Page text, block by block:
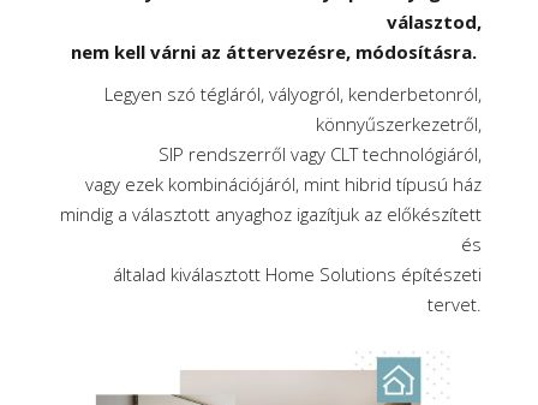
választod,
nem kell várni az áttervezésre, módosításra.
Legyen szó tégláról, vályogról, kenderbetonról,
könnyűszerkezetről,
SIP rendszerről vagy CLT technológiáról,
vagy ezek kombinációjáról, mint hibrid típusú ház
mindig a választott anyaghoz igazítjuk az előkészített
és
általad kiválasztott Home Solutions építészeti
tervet.